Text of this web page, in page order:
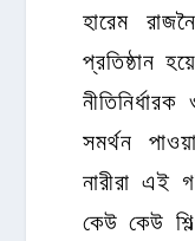
হারেম
প্রতিষ্ঠান
সমর্থন
নারীরা এই
কেউ কেউ